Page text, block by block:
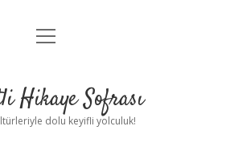
Anasayfa
Yasal Uyarı
menüyü
Hikaye Sofrası
dolu keyifli yolculuk!